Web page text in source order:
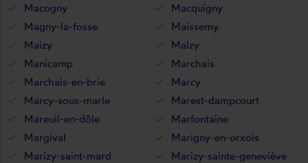
Macogny
Macquigny
Magny-la-fosse
Maissemy
Maizy
Malzy
Manicamp
Marchais
Marchais-en-brie
Marcy
Marcy-sous-marle
Marest-dampcourt
Mareuil-en-dôle
Marfontaine
Margival
Marigny-en-orxois
Marizy-saint-mard
Marizy-sainte-geneviève